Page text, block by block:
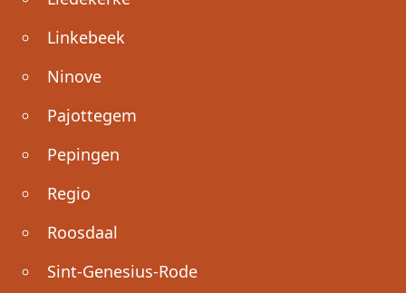
Linkebeek
Ninove
Pajottegem
Pepingen
Regio
Roosdaal
Sint-Genesius-Rode